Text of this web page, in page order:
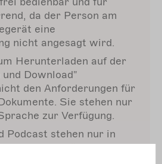
da der Person am
eine
nicht angesagt wird.
Herunterladen auf der
Download"
den Anforderungen für
Sie stehen nur
zur Verfügung.
Podcast stehen nur in
zur Verfügung.